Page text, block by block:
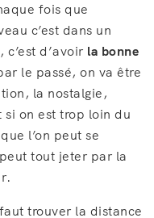
fois que
c’est dans un
d’avoir la bonne
le passé, on va être
la nostalgie,
si on est trop loin du
l’on peut se
tout jeter par la
trouver la distance